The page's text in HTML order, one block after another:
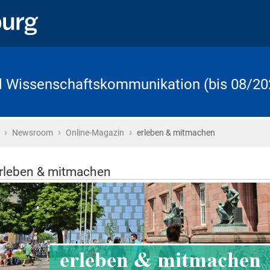
Wissenschaftskommunikation (bis 08/
Startseite
› Newsroom › Online-Magazin › erleben & mitmachen
& mitmachen